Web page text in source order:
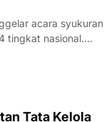
acara syukuran
tingkat nasional.
Pemuda,
Tata Kelola